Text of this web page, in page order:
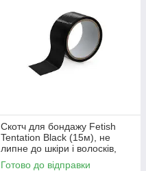
Скотч для бондажу Fetish
Tentation Black (15м), не
липне до шкіри і волосків,
тільки сам до себе
Готово до відправки